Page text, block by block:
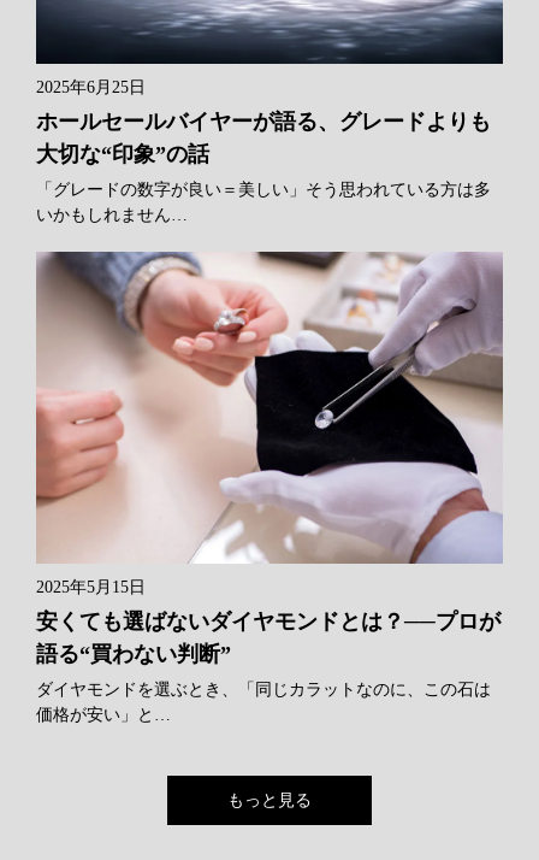
2025年6月25日
ホールセールバイヤーが語る、グレードよりも
大切な“印象”の話
「グレードの数字が良い＝美しい」そう思われている方は多
いかもしれません…
2025年5月15日
安くても選ばないダイヤモンドとは？──プロが
語る“買わない判断”
ダイヤモンドを選ぶとき、「同じカラットなのに、この石は
価格が安い」と…
もっと見る